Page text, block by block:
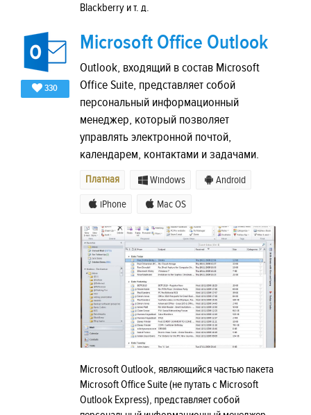
Blackberry и т. д.
330
Microsoft Office Outlook
Outlook, входящий в состав Microsoft
Office Suite, представляет собой
персональный информационный
менеджер, который позволяет
управлять электронной почтой,
календарем, контактами и задачами.
Платная Windows Android
iPhone Mac OS
Microsoft Outlook, являющийся частью пакета
Microsoft Office Suite (не путать с Microsoft
Outlook Express), представляет собой